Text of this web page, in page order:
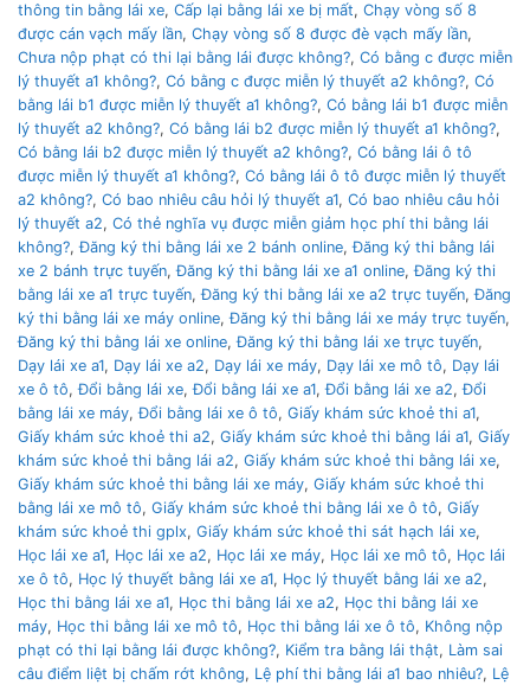
thông tin bằng lái xe, Cấp lại bằng lái xe bị mất, Chạy vòng số 8
được cán vạch mấy lần, Chạy vòng số 8 được đè vạch mấy lần,
Chưa nộp phạt có thi lại bằng lái được không?, Có bằng c được miễn
lý thuyết a1 không?, Có bằng c được miễn lý thuyết a2 không?, Có
bằng lái b1 được miễn lý thuyết a1 không?, Có bằng lái b1 được miễn
lý thuyết a2 không?, Có bằng lái b2 được miễn lý thuyết a1 không?,
Có bằng lái b2 được miễn lý thuyết a2 không?, Có bằng lái ô tô
được miễn lý thuyết a1 không?, Có bằng lái ô tô được miễn lý thuyết
a2 không?, Có bao nhiêu câu hỏi lý thuyết a1, Có bao nhiêu câu hỏi
lý thuyết a2, Có thẻ nghĩa vụ được miễn giảm học phí thi bằng lái
không?,Đăng ký thi bằng lái xe 2 bánh online,Đăng ký thi bằng lái
xe 2 bánh trực tuyến,Đăng ký thi bằng lái xe a1 online,Đăng ký thi
bằng lái xe a1 trực tuyến,Đăng ký thi bằng lái xe a2 trực tuyến,Đăng
ký thi bằng lái xe máy online,Đăng ký thi bằng lái xe máy trực tuyến,
Đăng ký thi bằng lái xe online,Đăng ký thi bằng lái xe trực tuyến,
Dạy lái xe a1, Dạy lái xe a2, Dạy lái xe máy, Dạy lái xe mô tô, Dạy lái
xe ô tô,Đổi bằng lái xe,Đổi bằng lái xe a1,Đổi bằng lái xe a2,Đổi
bằng lái xe máy,Đổi bằng lái xe ô tô, Giấy khám sức khoẻ thi a1,
Giấy khám sức khoẻ thi a2, Giấy khám sức khoẻ thi bằng lái a1, Giấy
khám sức khoẻ thi bằng lái a2, Giấy khám sức khoẻ thi bằng lái xe,
Giấy khám sức khoẻ thi bằng lái xe máy, Giấy khám sức khoẻ thi
bằng lái xe mô tô, Giấy khám sức khoẻ thi bằng lái xe ô tô, Giấy
khám sức khoẻ thi gplx, Giấy khám sức khoẻ thi sát hạch lái xe,
Học lái xe a1, Học lái xe a2, Học lái xe máy, Học lái xe mô tô, Học lái
xe ô tô, Học lý thuyết bằng lái xe a1, Học lý thuyết bằng lái xe a2,
Học thi bằng lái xe a1, Học thi bằng lái xe a2, Học thi bằng lái xe
máy, Học thi bằng lái xe mô tô, Học thi bằng lái xe ô tô, Không nộp
phạt có thi lại bằng lái được không?, Kiểm tra bằng lái thật, Làm sai
câu điểm liệt bị chấm rớt không, Lệ phí thi bằng lái a1 bao nhiêu?, Lệ